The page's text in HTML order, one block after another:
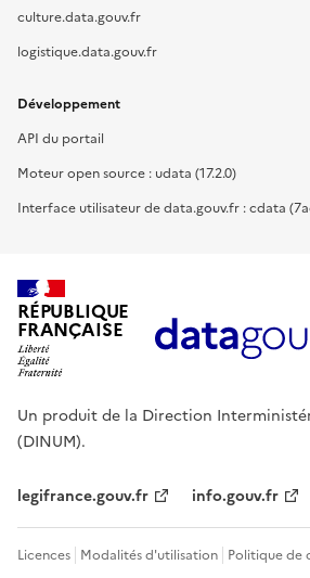
culture.data.gouv.fr
logistique.data.gouv.fr
Développement
API du portail
Moteur open source : udata (17.2.0)
Interface utilisateur de data.gouv.fr : cdata
RÉPUBLIQUE
FRANÇAISE
Un produit de la Direction
(DINUM).
legifrance.gouv.fr info.gouv.fr
Licences Modalités d'utilisation Politique de